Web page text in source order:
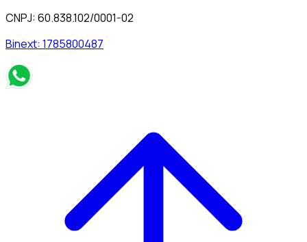
CNPJ: 60.838.102/0001-02
Binext: 1785800487